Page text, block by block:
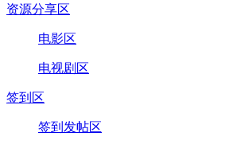
资源分享区
电影区
电视剧区
签到区
签到发帖区